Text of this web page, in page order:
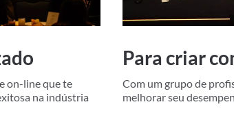
on-line que te
na indústria
Para criar
Com um grupo de
melhorar seu